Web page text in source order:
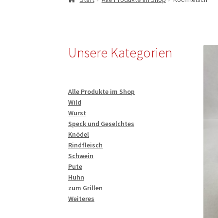
Unsere Kategorien
Alle Produkte im Shop
Wild
Wurst
Speck und Geselchtes
Knödel
Rindfleisch
Schwein
Pute
Huhn
zum Grillen
Weiteres